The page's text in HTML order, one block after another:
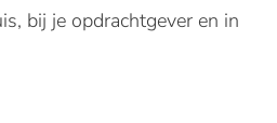
bij je opdrachtgever en in